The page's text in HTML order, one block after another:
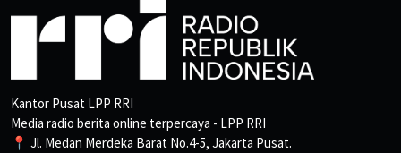
Kantor Pusat LPP RRI
Media radio berita online terpercaya - LPP RRI
📍 Jl. Medan Merdeka Barat No.4-5, Jakarta Pusat.